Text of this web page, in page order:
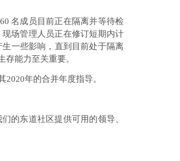
名成员目前正在隔离并等待检
场管理人员正在修订短期内计
一些影响，直到目前处于隔离
能力至关重要。
年的合并年度指导。
的东道社区提供可用的领导、